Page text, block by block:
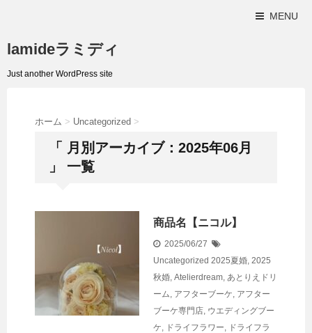
MENU
lamideラミディ
Just another WordPress site
ホーム > Uncategorized >
「 月別アーカイブ：2025年06月
」 一覧
商品名【ニコル】
2025/06/27
Uncategorized 2025夏婚, 2025
秋婚, Atelierdream, あとりえドリ
ーム, アフターブーケ, アフター
ブーケ専門店, ウエディングブー
ケ, ドライフラワー, ドライフラ